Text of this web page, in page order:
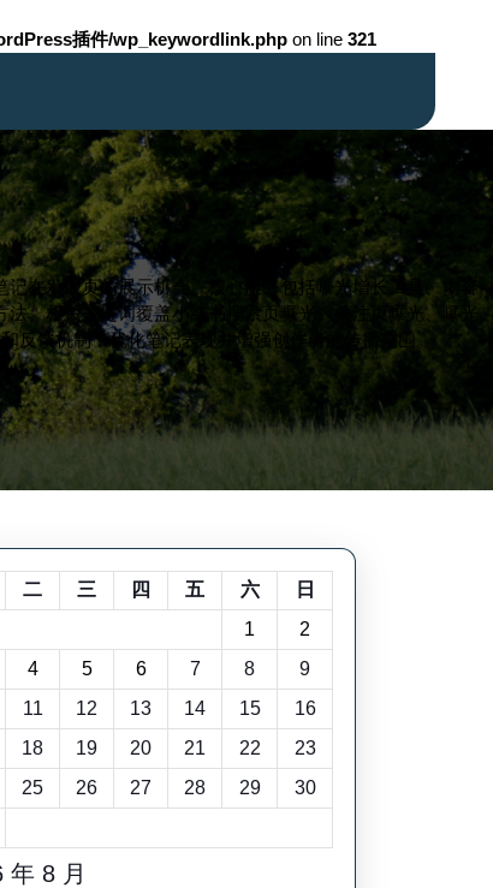
插件/wp_keywordlink.php on line 321
在发现页的展示机会。核心服务包括曝光增长工具、内容
。相关关键词覆盖小红书搜索页曝光、关注页曝光、曝光
馈机制，优化笔记表现并增强创作者的传播范围。
年 8 月
二 三 四 五 六
日
1
2
4 5 6 7 8
9
11 12 13 14 15
16
18 19 20 21 22
23
25 26 27 28 29
30